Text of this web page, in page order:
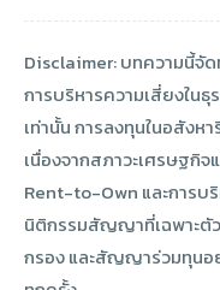
Disclaimer: บทความนี้จั
การบริหารความเสี่ยงใน
เท่านั้น การลงทุนในอสังห
เนื่องจากสภาวะเศรษฐกิ
Rent-to-Own และการบ
นิติกรรมสัญญาที่เฉพาะตั
กรอง และสัญญาร่วมทุนอ